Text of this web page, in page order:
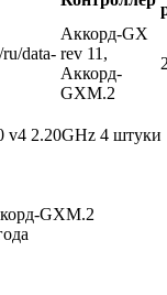
data-
Аккорд-GX
rev 11,
Аккорд-
GXM.2
v4 2.20GHz 4 штуки
GXM.2